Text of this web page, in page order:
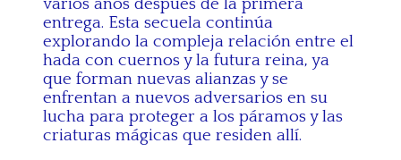
varios años después de la primera
entrega. Esta secuela continúa
explorando la compleja relación entre el
hada con cuernos y la futura reina, ya
que forman nuevas alianzas y se
enfrentan a nuevos adversarios en su
lucha para proteger a los páramos y las
criaturas mágicas que residen allí.